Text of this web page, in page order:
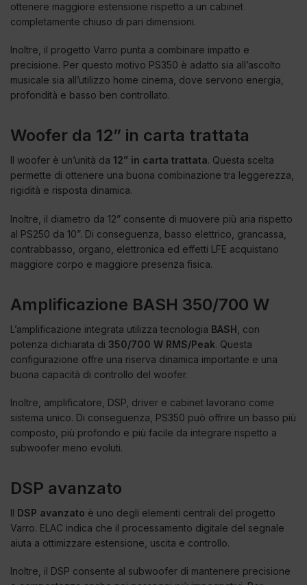
ottenere maggiore estensione rispetto a un cabinet
completamente chiuso di pari dimensioni.
Inoltre, il progetto Varro punta a combinare impatto e
precisione. Per questo motivo PS350 è adatto sia all’ascolto
musicale sia all’utilizzo home cinema, dove servono energia,
profondità e basso ben controllato.
Woofer da 12” in carta trattata
Il woofer è un’unità da 12” in carta trattata. Questa scelta
permette di ottenere una buona combinazione tra leggerezza,
rigidità e risposta dinamica.
Inoltre, il diametro da 12” consente di muovere più aria rispetto
al PS250 da 10”. Di conseguenza, basso elettrico, grancassa,
contrabbasso, organo, elettronica ed effetti LFE acquistano
maggiore corpo e maggiore presenza fisica.
Amplificazione BASH 350/700 W
L’amplificazione integrata utilizza tecnologia BASH , con
potenza dichiarata di 350/700 W RMS/Peak. Questa
configurazione offre una riserva dinamica importante e una
buona capacità di controllo del woofer.
Inoltre, amplificatore, DSP, driver e cabinet lavorano come
sistema unico. Di conseguenza, PS350 può offrire un basso più
composto, più profondo e più facile da integrare rispetto a
subwoofer meno evoluti.
DSP avanzato
Il DSP avanzato è uno degli elementi centrali del progetto
Varro. ELAC indica che il processamento digitale del segnale
aiuta a ottimizzare estensione, uscita e controllo.
Inoltre, il DSP consente al subwoofer di mantenere precisione